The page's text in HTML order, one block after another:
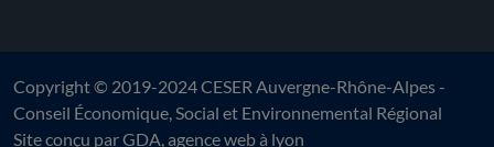
Copyright © 2019-2024 CESER Auvergne-Rhône-Alpes -
Conseil Économique, Social et Environnemental Régional
Site conçu parGDA, agence web à lyon